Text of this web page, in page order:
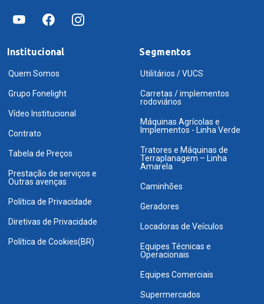
Institucional
Quem Somos
Grupo Fonelight
Vídeo Institucional
Contrato
Tabela de Preços
Prestação de serviços e
Outras avenças
Política de Privacidade
Diretivas de Privacidade
Política de Cookies(BR)
Segmentos
Utilitários / VUCS
Carretas / implementos
rodoviários
Máquinas Agrícolas e
Implementos - Linha Verde
Tratores e Máquinas de
Terraplanagem – Linha
Amarela
Caminhões
Geradores
Locadoras de Veículos
Equipes Técnicas e
Operacionais
Equipes Comerciais
Supermercados